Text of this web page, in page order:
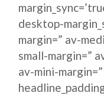
desktop-
margin=” av-
small-margin=”
av-mini-